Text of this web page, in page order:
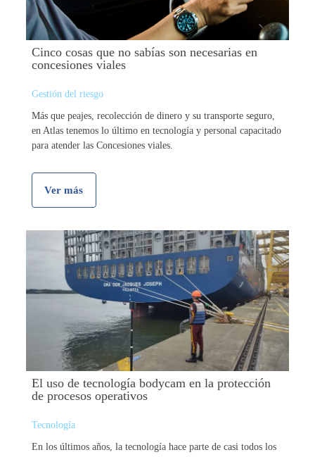
Cinco cosas que no sabías son necesarias en
concesiones viales
Gestión del riesgo
Más que peajes, recolección de dinero y su transporte seguro,
en Atlas tenemos lo último en tecnología y personal capacitado
para atender las Concesiones viales.
Ver más
El uso de tecnología bodycam en la protección
de procesos operativos
Tecnología
En los últimos años, la tecnología hace parte de casi todos los